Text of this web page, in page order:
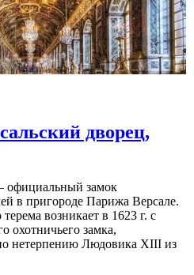
дворец,
официальный замок
в пригороде Парижа Версале.
возникает в 1623 г. с
охотничьего замка,
нетерпению Людовика XIII из